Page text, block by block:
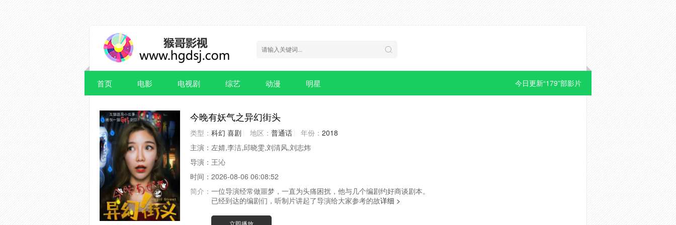
今日更新“179”部影片
首页 电影 电视剧 综艺 动漫 明星
今晚有妖气之异幻街头
类型： 科幻 喜剧 地区： 普通话 年份： 2018
主演： 左婧,李洁,邱晓雯,刘清风,刘志炜
导演： 王沁
时间： 2026-08-06 06:08:52
简介： 一位导演经常做噩梦，一直为头痛困扰，他与几个编剧约好商谈剧本。
已经到达的编剧们，听制片讲起了导演给大家参考的故详细 >
立即播放